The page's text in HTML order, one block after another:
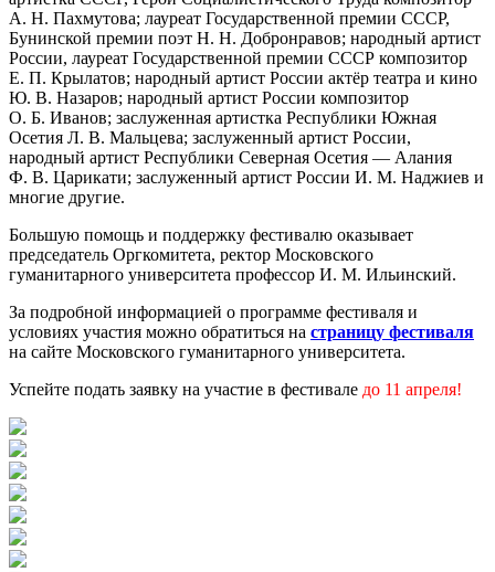
А. Н. Пахмутова; лауреат Государственной премии СССР,
Бунинской премии поэт Н. Н. Добронравов; народный артист
России, лауреат Государственной премии СССР композитор
Е. П. Крылатов; народный артист России актёр театра и кино
Ю. В. Назаров; народный артист России композитор
О. Б. Иванов; заслуженная артистка Республики Южная
Осетия Л. В. Мальцева; заслуженный артист России,
народный артист Республики Северная Осетия — Алания
Ф. В. Царикати; заслуженный артист России И. М. Наджиев и
многие другие.
Большую помощь и поддержку фестивалю оказывает
председатель Оргкомитета, ректор Московского
гуманитарного университета профессор И. М. Ильинский.
За подробной информацией о программе фестиваля и
условиях участия можно обратиться на страницу фестиваля
на сайте Московского гуманитарного университета.
Успейте подать заявку на участие в фестивале до 11 апреля!